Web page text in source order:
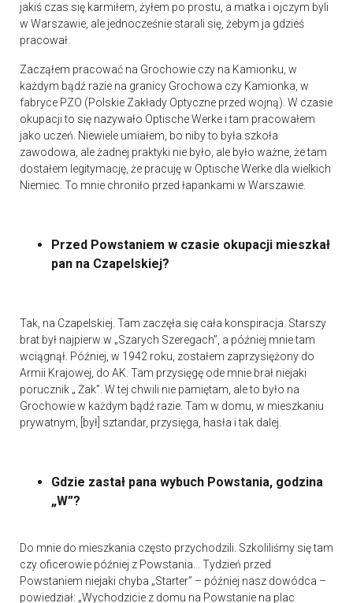
jakiś czas się karmiłem, żyłem po prostu, a matka i ojczym byli
w Warszawie, ale jednocześnie starali się, żebym ja gdzieś
pracował.
Zacząłem pracować na Grochowie czy na Kamionku, w
każdym bądź razie na granicy Grochowa czy Kamionka, w
fabryce PZO (Polskie Zakłady Optyczne przed wojną). W czasie
okupacji to się nazywało Optische Werke i tam pracowałem
jako uczeń. Niewiele umiałem, bo niby to była szkoła
zawodowa, ale żadnej praktyki nie było, ale było ważne, że tam
dostałem legitymację, że pracuję w Optische Werke dla wielkich
Niemiec. To mnie chroniło przed łapankami w Warszawie.
Przed Powstaniem w czasie okupacji mieszkał
pan na Czapelskiej?
Tak, na Czapelskiej. Tam zaczęła się cała konspiracja. Starszy
brat był najpierw w „Szarych Szeregach”, a później mnie tam
wciągnął. Później, w 1942 roku, zostałem zaprzysiężony do
Armii Krajowej, do AK. Tam przysięgę ode mnie brał niejaki
porucznik „ Żak”. W tej chwili nie pamiętam, ale to było na
Grochowie w każdym bądź razie. Tam w domu, w mieszkaniu
prywatnym, [był] sztandar, przysięga, hasła i tak dalej.
Gdzie zastał pana wybuch Powstania, godzina
„W”?
Do mnie do mieszkania często przychodzili. Szkoliliśmy się tam
czy oficerowie później z Powstania... Tydzień przed
Powstaniem niejaki chyba „Starter” – później nasz dowódca –
powiedział: „Wychodzicie z domu na Powstanie na plac